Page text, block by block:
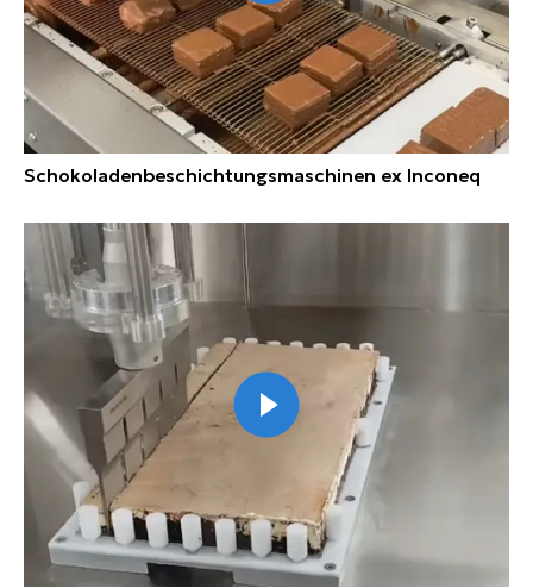
Schokoladenbeschichtungsmaschinen ex Inconeq